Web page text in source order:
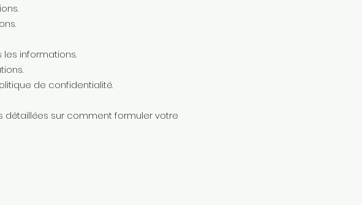
informations.
de confidentialité.
détaillées sur comment formuler votre